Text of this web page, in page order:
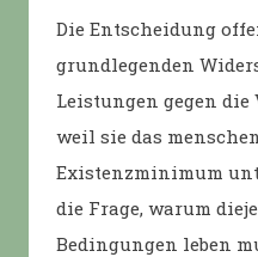
Die Entscheidung
grundlegenden
Leistungen gegen die
weil sie das
Existenzminimum
die Frage, warum
Bedingungen leben